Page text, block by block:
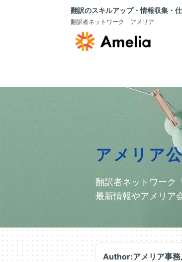
翻訳のスキルアップ・情報収集・
翻訳者ネットワーク アメリア
アメリア
翻訳者ネットワーク
最新情報やアメリア
Author:アメリア事務